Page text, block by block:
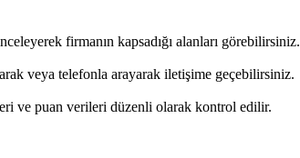
firmanın kapsadığı alanları görebilirsiniz.
veya telefonla arayarak iletişime geçebilirsiniz.
ve puan verileri düzenli olarak kontrol edilir.